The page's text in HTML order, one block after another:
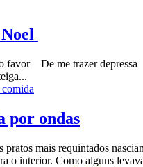
favor De me trazer
por ondas
pratos mais requintados
o interior. Como alguns